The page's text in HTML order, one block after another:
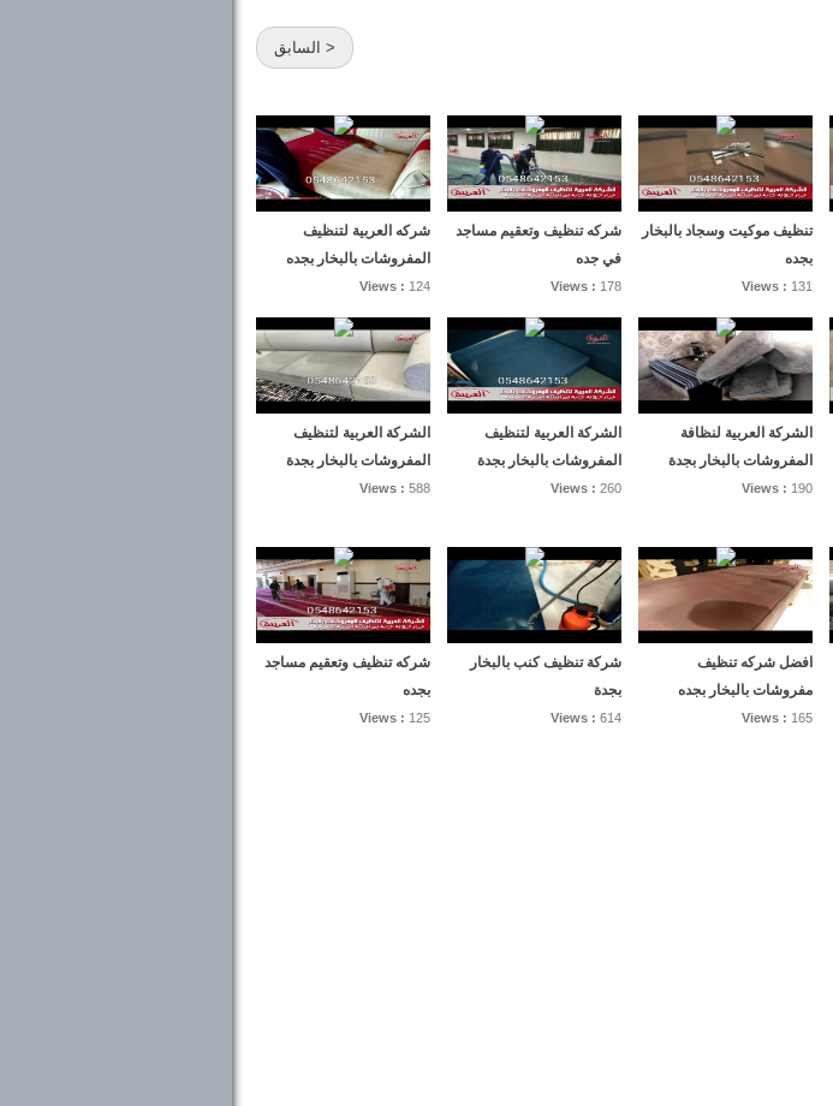
< السابق
شركه العربية لتنظيف
المفروشات بالبخار بجده
Views : 124
شركه تنظيف وتعقيم مساجد
في جده
Views : 178
تنظيف موكيت وسجاد بالبخار
بجده
Views : 131
الشركة العربية لتنظيف
المفروشات بالبخار بجدة
Views : 588
الشركة العربية لتنظيف
المفروشات بالبخار بجدة
Views : 260
الشركة العربية لنظافة
المفروشات بالبخار بجدة
Views : 190
شركه تنظيف وتعقيم مساجد
بجده
Views : 125
شركة تنظيف كنب بالبخار
بجدة
Views : 614
افضل شركه تنظيف
مفروشات بالبخار بجده
Views : 165